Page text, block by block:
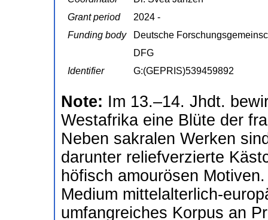
Grant period
2024 -
Funding body
Deutsche
DFG
Identifier
G:(GEPRIS)539459892
Note: Im 13.–14. Jhdt.
Westafrika eine Blüte der
Neben sakralen Werken
darunter reliefverzierte
höfisch amourösen
Medium mittelalterlich-
umfangreiches Korpus an